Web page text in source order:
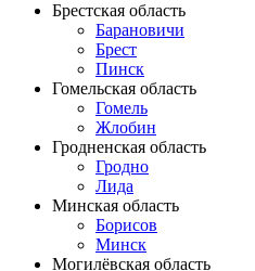
Брестская область
Барановичи
Брест
Пинск
Гомельская область
Гомель
Жлобин
Гродненская область
Гродно
Лида
Минская область
Борисов
Минск
Могилёвская область